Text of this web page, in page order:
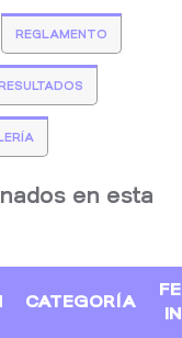
REGLAMENTO
en esta
CATEGORÍA